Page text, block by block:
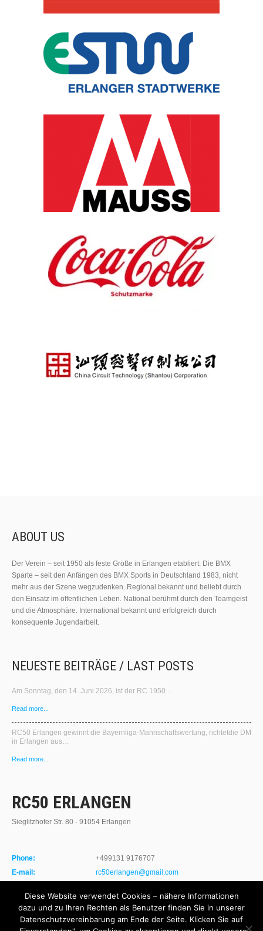
ABOUT US
Der Verein – seit 1950 als feste Größe in Erlangen etabliert. Die BMX
Sparte – seit den Anfängen des BMX Sports in Deutschland 1983, nicht
mehr aus der Szene wegzudenken. Regional bekannt und beliebt durch
den Einsatz im öffentlichen Leben. National berühmt durch den Teamgeist
und die Atmosphäre. International bekannt und erfolgreich durch
konsequente Jugendarbeit.
NEUESTE BEITRÄGE / LAST POSTS
Am Sonntag, den 14. Juni 2026, ist der RC 1950…
Read more...
RC50 Erlangen gewinnt die Bayernliga‑Mannschaftswertung, richtetdie DM
in Erlangen aus…
Read more...
RC50 ERLANGEN
Sieglitzhofer Str. 80 - 91054 Erlangen
Phone:
+499131 9176707
E-mail:
rc50erlangen@gmail.com
Diese Website verwendet Cookies – nähere Informationen
dazu und zu Ihren Rechten als Benutzer finden Sie in unserer
Datenschutzvereinbarung am Ende der Seite. Klicken Sie auf